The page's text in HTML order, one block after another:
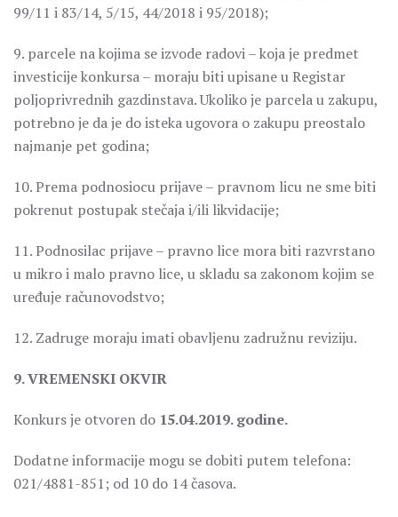
99/11 i 83/14, 5/15, 44/2018 i 95/2018);
9. parcele na kojima se izvode radovi – koja je predmet
investicije konkursa – moraju biti upisane u Registar
poljoprivrednih gazdinstava. Ukoliko je parcela u zakupu,
potrebno je da je do isteka ugovora o zakupu preostalo
najmanje pet godina;
10. Prema podnosiocu prijave – pravnom licu ne sme biti
pokrenut postupak stečaja i/ili likvidacije;
11. Podnosilac prijave – pravno lice mora biti razvrstano
u mikro i malo pravno lice, u skladu sa zakonom kojim se
uređuje računovodstvo;
12. Zadruge moraju imati obavljenu zadružnu reviziju.
9. VREMENSKI OKVIR
Konkurs je otvoren do 15.04.2019. godine.
Dodatne informacije mogu se dobiti putem telefona:
021/4881-851; od 10 do 14 časova.